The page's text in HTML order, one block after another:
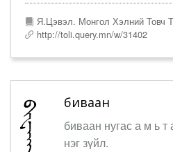
Я.Цэвэл. Монгол Хэлний Товч
http://toli.query.mn/w/31402
биваан
биваан нугас а м ь
нэг зүйл.